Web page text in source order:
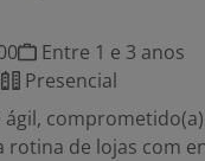
Entre 1 e 3 anos
Presencial
ágil,
de lojas com